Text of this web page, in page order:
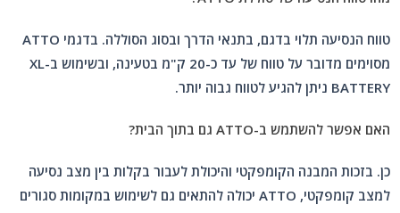
טווח הנסיעה תלוי בדגם, בתנאי הדרך ובסוג הסוללה. בדגמי ATTO
מסוימים מדובר על טווח של עד כ-20 ק"מ בטעינה, ובשימוש ב-XL
BATTERY ניתן להגיע לטווח גבוה יותר.
האם אפשר להשתמש ב-ATTO גם בתוך הבית?
כן. בזכות המבנה הקומפקטי והיכולת לעבור בקלות בין מצב נסיעה
למצב קומפקטי, ATTO יכולה להתאים גם לשימוש במקומות סגורים